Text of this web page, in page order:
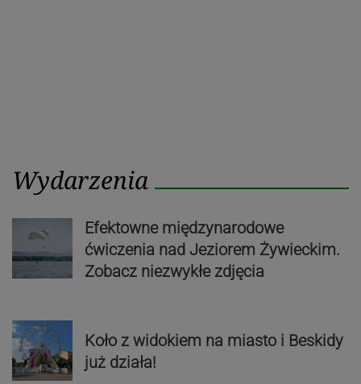
Wydarzenia
Efektowne międzynarodowe
ćwiczenia nad Jeziorem Żywieckim.
Zobacz niezwykłe zdjęcia
Koło z widokiem na miasto i Beskidy
już działa!